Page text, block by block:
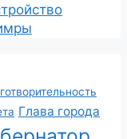
Глава города